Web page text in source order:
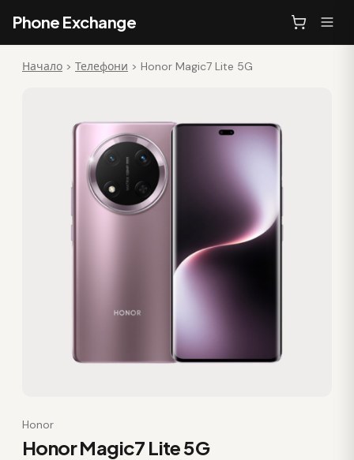
Phone Exchange
Начало > Телефони > Honor Magic7 Lite 5G
Honor
Honor Magic7 Lite 5G